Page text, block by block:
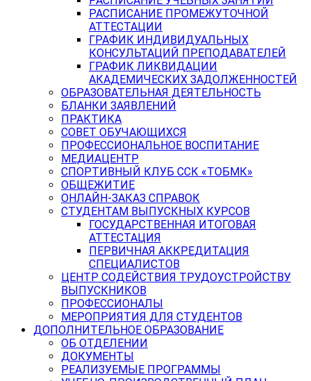
РАСПИСАНИЕ ПРОМЕЖУТОЧНОЙ
АТТЕСТАЦИИ
ГРАФИК ИНДИВИДУАЛЬНЫХ
КОНСУЛЬТАЦИЙ ПРЕПОДАВАТЕЛЕЙ
ГРАФИК ЛИКВИДАЦИИ
АКАДЕМИЧЕСКИХ ЗАДОЛЖЕННОСТЕЙ
ОБРАЗОВАТЕЛЬНАЯ ДЕЯТЕЛЬНОСТЬ
БЛАНКИ ЗАЯВЛЕНИЙ
ПРАКТИКА
СОВЕТ ОБУЧАЮЩИХСЯ
ПРОФЕССИОНАЛЬНОЕ ВОСПИТАНИЕ
МЕДИАЦЕНТР
СПОРТИВНЫЙ КЛУБ ССК «ТОБМК»
ОБЩЕЖИТИЕ
ОНЛАЙН-ЗАКАЗ СПРАВОК
СТУДЕНТАМ ВЫПУСКНЫХ КУРСОВ
ГОСУДАРСТВЕННАЯ ИТОГОВАЯ
АТТЕСТАЦИЯ
ПЕРВИЧНАЯ АККРЕДИТАЦИЯ
СПЕЦИАЛИСТОВ
ЦЕНТР СОДЕЙСТВИЯ ТРУДОУСТРОЙСТВУ
ВЫПУСКНИКОВ
ПРОФЕССИОНАЛЫ
МЕРОПРИЯТИЯ ДЛЯ СТУДЕНТОВ
ДОПОЛНИТЕЛЬНОЕ ОБРАЗОВАНИЕ
ОБ ОТДЕЛЕНИИ
ДОКУМЕНТЫ
РЕАЛИЗУЕМЫЕ ПРОГРАММЫ